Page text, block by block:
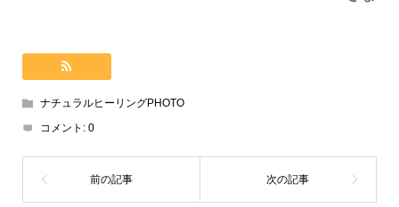
ナチュラルヒーリングPHOTO
コメント: 0